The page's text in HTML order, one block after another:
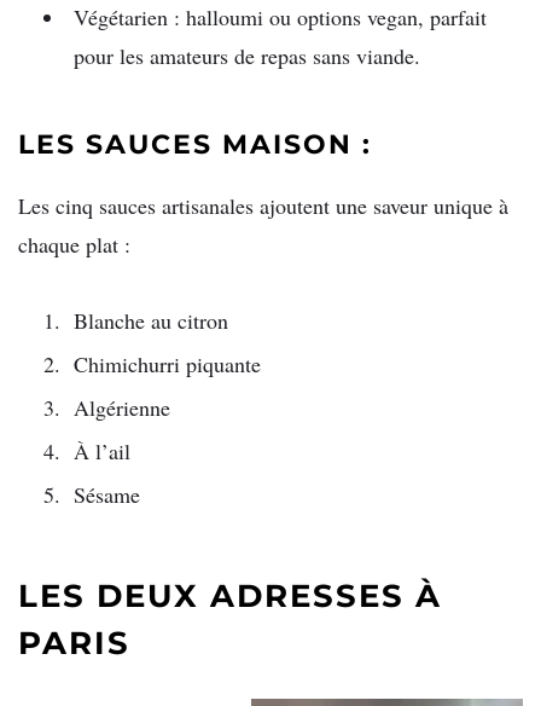
Végétarien : halloumi ou options vegan, parfait
pour les amateurs de repas sans viande.
LES SAUCES MAISON :
Les cinq sauces artisanales ajoutent une saveur unique à
chaque plat :
Blanche au citron
Chimichurri piquante
Algérienne
À l’ail
Sésame
LES DEUX ADRESSES À
PARIS